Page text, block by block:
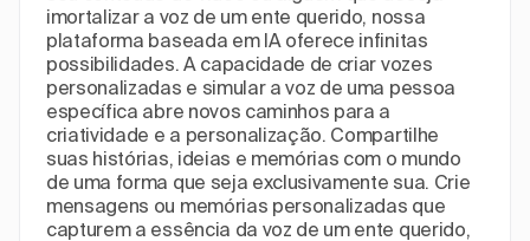
imortalizar a voz de um ente querido, nossa
plataforma baseada em IA oferece infinitas
possibilidades. A capacidade de criar vozes
personalizadas e simular a voz de uma pessoa
específica abre novos caminhos para a
criatividade e a personalização. Compartilhe
suas histórias, ideias e memórias com o mundo
de uma forma que seja exclusivamente sua. Crie
mensagens ou memórias personalizadas que
capturem a essência da voz de um ente querido,